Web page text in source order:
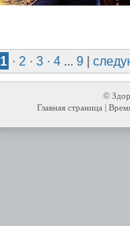
1 · 2 · 3· 4... 9|
©
Главная страница |